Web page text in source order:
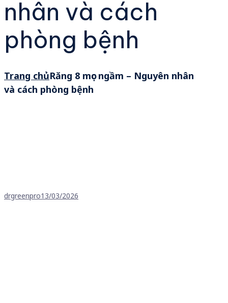
nhân và cách
phòng bệnh
Trang chủRăng 8 mọc ngầm – Nguyên nhân
và cách phòng bệnh
drgreenpro13/03/2026